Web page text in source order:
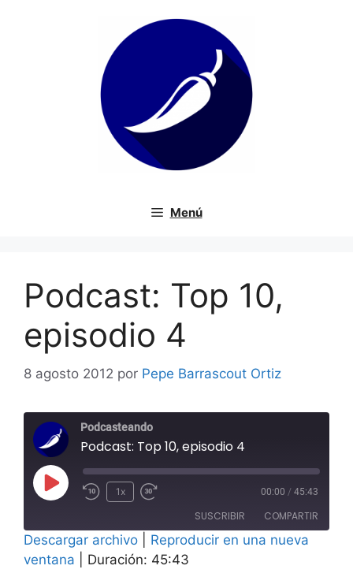
Menú
Podcast: Top 10,
episodio 4
8 agosto 2012 por Pepe Barrascout Ortiz
Podcasteando
Podcast: Top 10, episodio 4
Reproducir
Rebobinar
segundos
1x
segundos
00:00 / 45:43
SUSCRIBIR COMPARTIR
Apple Podcasts
COMPAR
TIR
Descargar archivo
Reproducir en una nueva
ventana
Duración: 45:43